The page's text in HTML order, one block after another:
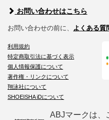
お問い合わせはこちら
お問い合わせの前に、 よくある質
利用規約
特定商取引法に基づく表示
個人情報保護について
著作権・リンクについて
翔泳社について
SHOEISHA iDについて
ABJマークは、